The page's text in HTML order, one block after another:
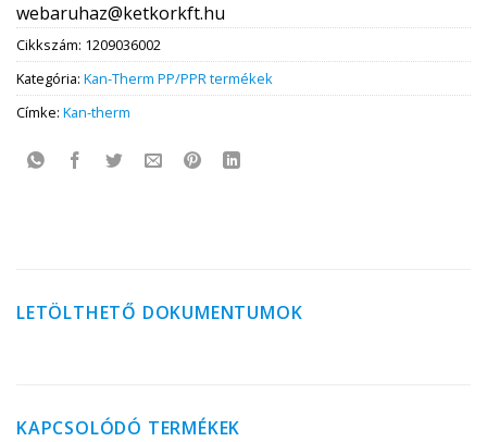
webaruhaz@ketkorkft.hu
Cikkszám: 1209036002
Kategória: Kan-Therm PP/PPR termékek
Címke: Kan-therm
LETÖLTHETŐ DOKUMENTUMOK
KAPCSOLÓDÓ TERMÉKEK